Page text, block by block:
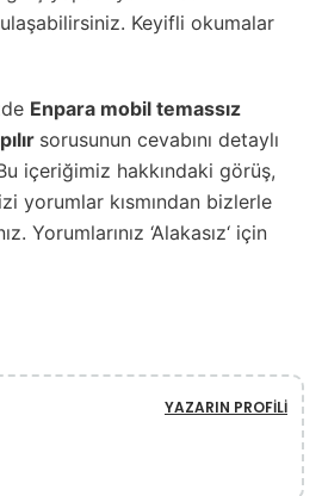
Keyifli okumalar
Enpara mobil temassız
sorusunun cevabını detaylı
içeriğimiz hakkındaki görüş,
yorumlar kısmından bizlerle
Yorumlarınız ‘Alakasız‘ için
YAZARIN PROFILI